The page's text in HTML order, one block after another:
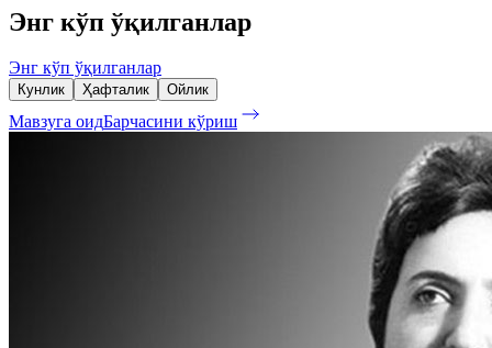
Энг кўп ўқилганлар
Энг кўп ўқилганлар
Кунлик Ҳафталик Ойлик
Мавзуга оидБарчасини кўриш